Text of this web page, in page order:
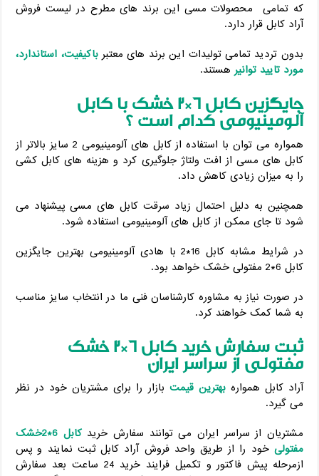
که تمامی محصولات مسی این برند های مطرح در لیست فروش
آراد کابل قرار دارد.
بدون تردید تمامی تولیدات این برند های معتبرباکیفیت، استاندارد،
مورد تایید توانیر هستند.
جایگزین کابل 6*2 خشک با کابل
آلومینیومی کدام است ؟
همواره می توان با استفاده از کابل های آلومینیومی 2 سایز بالاتر از
کابل های مسی از افت ولتاژ جلوگیری کرد و هزینه های کابل کشی
را به میزان زیادی کاهش داد.
همچنین به دلیل احتمال زیاد سرقت کابل های مسی پیشنهاد می
شود تا جای ممکن از کابل های آلومینیومی استفاده شود.
در شرایط مشابه کابل 16*2 با هادی آلومینیومی بهترین جایگزین
کابل 6*2 مفتولی خشک خواهد بود.
در صورت نیاز به مشاوره کارشناسان فنی ما در انتخاب سایز مناسب
به شما کمک خواهند کرد.
ثبت سفارش خرید کابل 6*2 خشک
مفتولی از سراسر ایران
آراد کابل هموارهبهترین قیمت بازار را برای مشتریان خود در نظر
می گیرد.
مشتریان از سراسر ایران می توانند سفارش خرید
کابل 6*2خشک
مفتولیخود را از طریق واحد فروش آراد کابل ثبت نمایند و پس
ازمرحله پیش فاکتور و تکمیل فرایند خرید 24 ساعت بعد سفارش